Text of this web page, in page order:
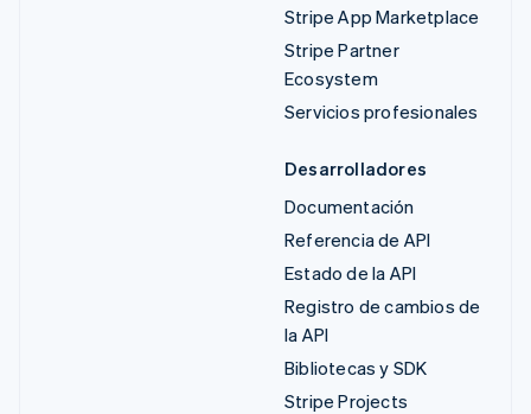
Stripe App Marketplace
Stripe Partner
Ecosystem
Servicios profesionales
Desarrolladores
Documentación
Referencia de API
Estado de la API
Registro de cambios de
la API
Bibliotecas y SDK
Stripe Projects